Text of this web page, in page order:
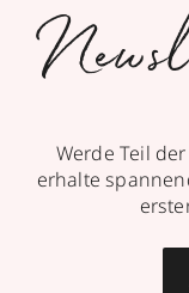
Werde Teil
erhalte